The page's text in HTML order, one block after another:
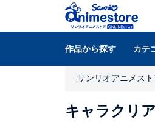
作品から探す カテ
サンリオアニメス
キャラクリ